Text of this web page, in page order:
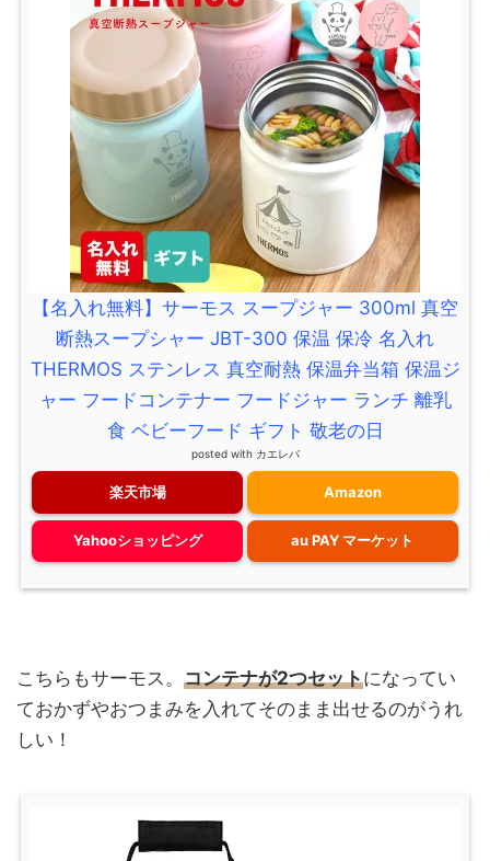
【名入れ無料】サーモス スープジャー 300ml 真空
断熱スープシャー JBT-300 保温 保冷 名入れ
THERMOS ステンレス 真空耐熱 保温弁当箱 保温ジ
ャー フードコンテナー フードジャー ランチ 離乳
食 ベビーフード ギフト 敬老の日
posted with カエレバ
楽天市場 Amazon
Yahooショッピング au PAY マーケット
こちらもサーモス。 コンテナが2つセットになってい
ておかずやおつまみを入れてそのまま出せるのがうれ
しい！